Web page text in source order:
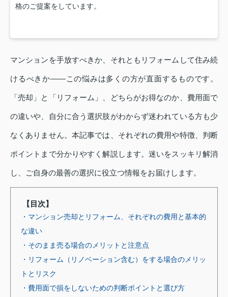
格のご提案をしています。
マンションを手放すべきか、それともリフォームして住み続
けるべきか――この悩みは多くの方が直面するものです。
「売却」と「リフォーム」、どちらがお得なのか、費用面で
の違いや、自分に合う選択肢がわからず迷われている方も少
なくありません。本記事では、それぞれの費用や特徴、判断
ポイントまで分かりやすく解説します。迷いをスッキリ解消
し、ご自身の最善の選択に役立つ情報をお届けします。
【目次】
・マンション売却とリフォーム、それぞれの費用と基本的
な違い
・そのまま売る場合のメリットと注意点
・リフォーム（リノベーション含む）をする場合のメリッ
トとリスク
・費用面で損をしないための判断ポイントと選び方